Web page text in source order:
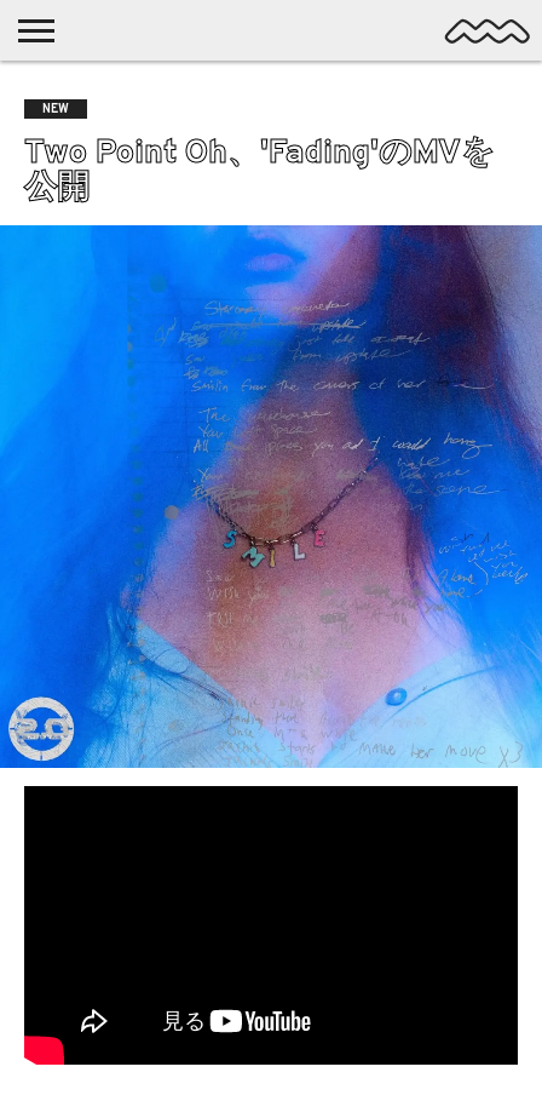
MUSIC
LATEST
POSTS
SPOTLIGHT
NYP
/ DL
DISCOVERY
POP
ALTERNATIVE
ELECTRONIC
POSTPUNK
SYNTHPOP
SHOEGAZE
BEDROOM
NEW
Two Point Oh、'Fading'のMVを
公開